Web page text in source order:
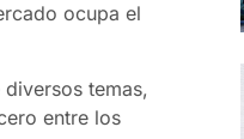
ocupa el
temas,
entre los